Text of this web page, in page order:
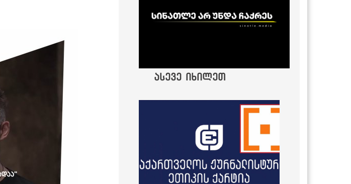
ასევე იხილეთ